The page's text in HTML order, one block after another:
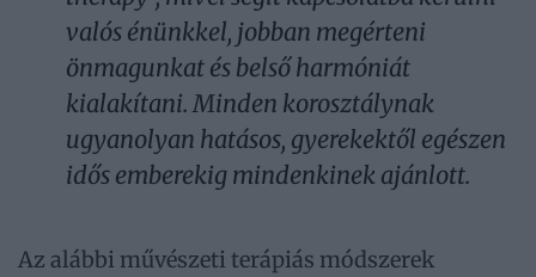
valós énünkkel, jobban megérteni
önmagunkat és belső harmóniát
kialakítani. Minden korosztálynak
ugyanolyan hatásos, gyerekektől egészen
idős emberekig mindenkinek ajánlott.
Az alábbi művészeti terápiás módszerek